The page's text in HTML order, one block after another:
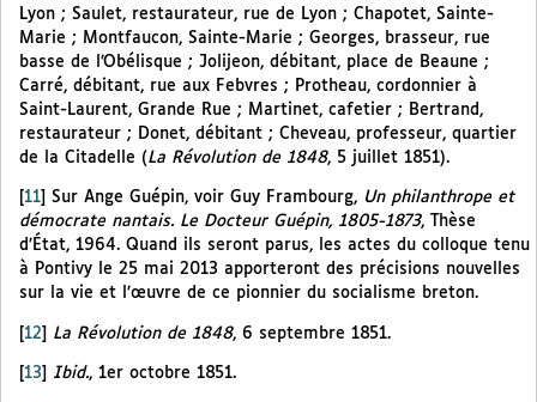
Lyon ; Saulet, restaurateur, rue de Lyon ; Chapotet, Sainte-
Marie ; Montfaucon, Sainte-Marie ; Georges, brasseur, rue
basse de l’Obélisque ; Jolijeon, débitant, place de Beaune ;
Carré, débitant, rue aux Febvres ; Protheau, cordonnier à
Saint-Laurent, Grande Rue ; Martinet, cafetier ; Bertrand,
restaurateur ; Donet, débitant ; Cheveau, professeur, quartier
de la Citadelle (La Révolution de 1848, 5 juillet 1851).
11 Sur Ange Guépin, voir Guy Frambourg, Un philanthrope et
démocrate nantais. Le Docteur Guépin, 1805-1873, Thèse
d’État, 1964. Quand ils seront parus, les actes du colloque tenu
à Pontivy le 25 mai 2013 apporteront des précisions nouvelles
sur la vie et l’œuvre de ce pionnier du socialisme breton.
[12] La Révolution de 1848, 6 septembre 1851.
13 Ibid., 1er octobre 1851.